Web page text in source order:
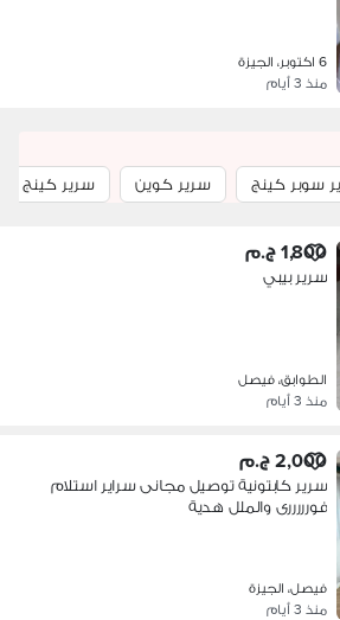
6 اكتوبر، الجيزة
منذ 3 أيام
سوبر كينج سرير كوين سرير كينج
1,800 ج.م
سرير بيبي
الطوابق، فيصل
منذ 3 أيام
2,000 ج.م
سرير كابتونية توصيل مجانى سراير استلام
فورررررى والملل هدية
فيصل، الجيزة
منذ 3 أيام